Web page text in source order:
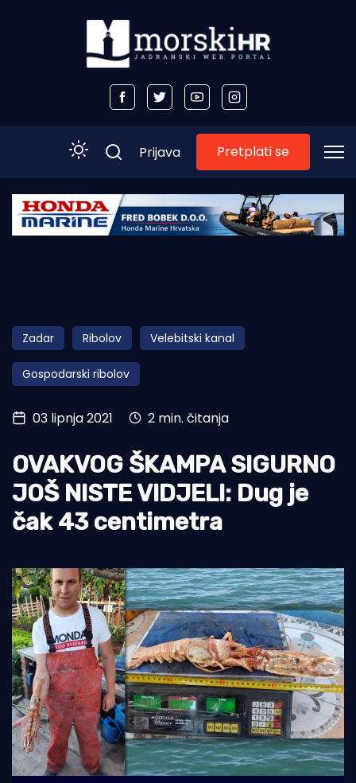
Početna
Obala
Otoci
Turizam i nautika
Pomorstvo
Ekologija
Tradicija i kultura
Prijava Pretplati se
Zadar Ribolov Velebitski kanal
Gospodarski ribolov
03 lipnja 2021 2 min. čitanja
OVAKVOG ŠKAMPA SIGURNO
JOŠ NISTE VIDJELI: Dug je
čak 43 centimetra